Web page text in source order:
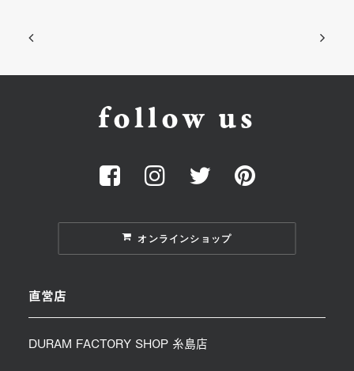
follow us
オンラインショップ
直営店
DURAM FACTORY SHOP 糸島店